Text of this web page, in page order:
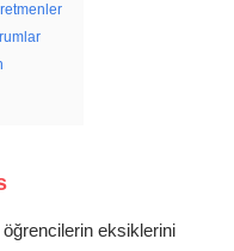
öğrencilerin eksiklerini